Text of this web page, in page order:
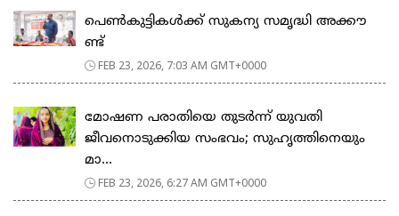
പെ​ൺ​കു​ട്ടി​ക​ൾ​ക്ക് സു​ക​ന്യ സ​മൃ​ദ്ധി അ​ക്കൗ​
ണ്ട്
FEB 23, 2026, 7:03 AM GMT+0000
മോഷണ പരാതിയെ തുടര്‍ന്ന് യുവതി
ജീവനൊടുക്കിയ സംഭവം; സുഹൃത്തിനെയും
മാ...
FEB 23, 2026, 6:27 AM GMT+0000